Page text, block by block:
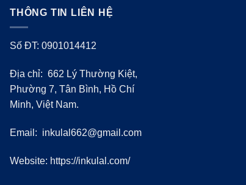
THÔNG TIN LIÊN HỆ
Số ĐT: 0901014412
Địa chỉ: 662 Lý Thường Kiệt,
Phường 7, Tân Bình, Hồ Chí
Minh, Việt Nam.
Email: inkulal662@gmail.com
Website: https://inkulal.com/